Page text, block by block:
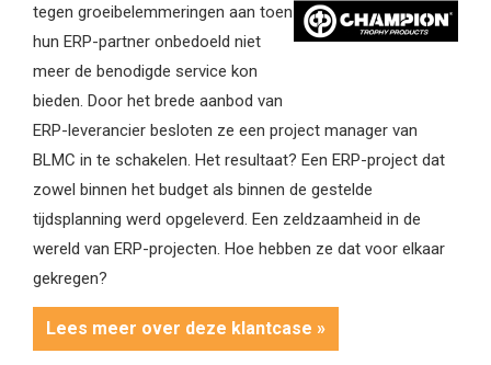
tegen groeibelemmeringen aan toen
hun ERP-partner onbedoeld niet
meer de benodigde service kon
bieden. Door het brede aanbod van
ERP-leverancier besloten ze een project manager van
BLMC in te schakelen. Het resultaat? Een ERP-project dat
zowel binnen het budget als binnen de gestelde
tijdsplanning werd opgeleverd. Een zeldzaamheid in de
wereld van ERP-projecten. Hoe hebben ze dat voor elkaar
gekregen?
Lees meer over deze klantcase »